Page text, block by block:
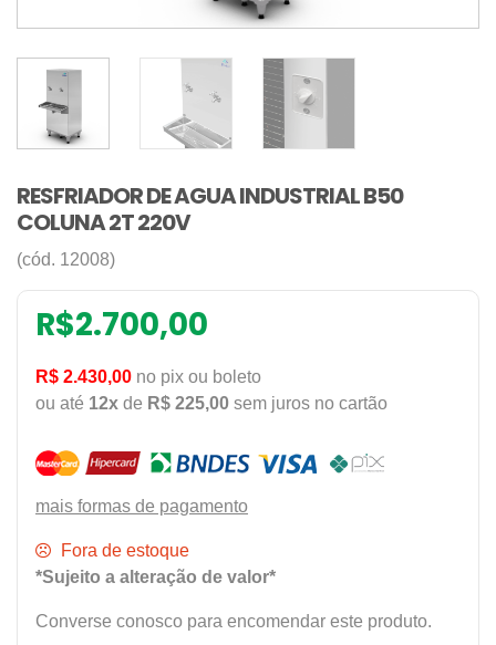
RESFRIADOR DE AGUA INDUSTRIAL B50
COLUNA 2T 220V
(cód. 12008)
R$2.700,00
R$ 2.430,00 no pix ou boleto
ou até 12x de R$ 225,00 sem juros no cartão
mais formas de pagamento
Fora de estoque
*Sujeito a alteração de valor*
Converse conosco para encomendar este produto.